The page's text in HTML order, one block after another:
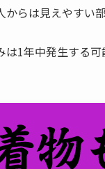
からは見えやすい
は1年中発生する